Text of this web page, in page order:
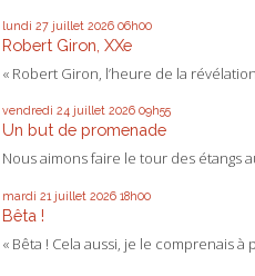
lundi 27 juillet 2026 06h00
Robert Giron, XXe
« Robert Giron, l’heure de la
vendredi 24 juillet 2026 09h55
Un but de promenade
Nous aimons faire le tour des étangs
mardi 21 juillet 2026 18h00
Bêta !
« Bêta ! Cela aussi, je le comprenais à